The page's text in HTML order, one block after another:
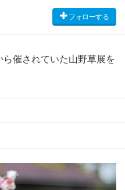
フォローする
催されていた山野草展を